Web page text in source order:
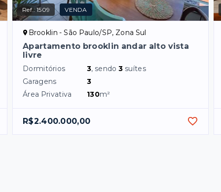
Ref.:1509 VENDA
Brooklin - São Paulo/SP, Zona Sul
Apartamento brooklin andar alto vista
livre
Dormitórios 3, sendo3 suítes
Garagens
3
Área Privativa
130m²
R$2.400.000,00